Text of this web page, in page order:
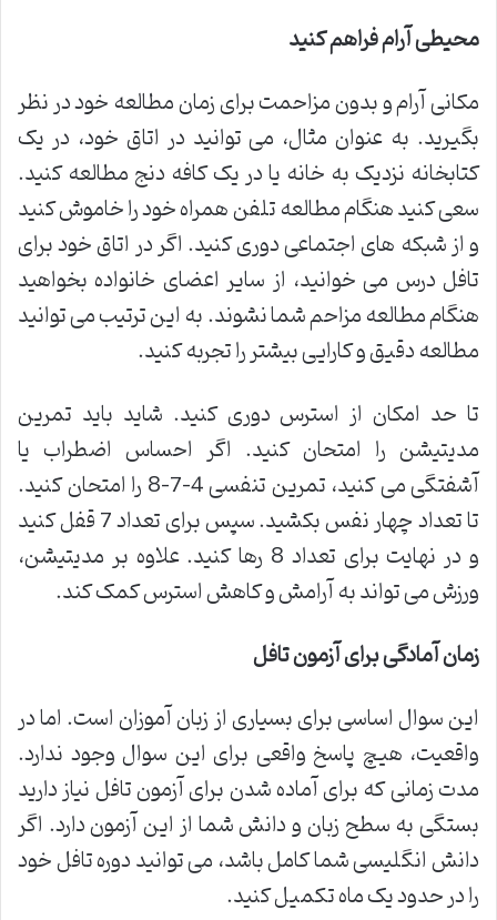
محیطی آرام فراهم کنید
مکانی آرام و بدون مزاحمت برای زمان مطالعه خود در نظر
بگیرید. به عنوان مثال، می توانید در اتاق خود، در یک
کتابخانه نزدیک به خانه یا در یک کافه دنج مطالعه کنید.
سعی کنید هنگام مطالعه تلفن همراه خود را خاموش کنید
و از شبکه های اجتماعی دوری کنید. اگر در اتاق خود برای
تافل درس می خوانید، از سایر اعضای خانواده بخواهید
هنگام مطالعه مزاحم شما نشوند. به این ترتیب می توانید
مطالعه دقیق و کارایی بیشتر را تجربه کنید.
تا حد امکان از استرس دوری کنید. شاید باید تمرین
مدیتیشن را امتحان کنید. اگر احساس اضطراب یا
آشفتگی می کنید، تمرین تنفسی 4-7-8 را امتحان کنید.
تا تعداد چهار نفس بکشید. سپس برای تعداد 7 قفل کنید
و در نهایت برای تعداد 8 رها کنید. علاوه بر مدیتیشن،
ورزش می تواند به آرامش و کاهش استرس کمک کند.
زمان آمادگی برای آزمون تافل
این سوال اساسی برای بسیاری از زبان آموزان است. اما در
واقعیت، هیچ پاسخ واقعی برای این سوال وجود ندارد.
مدت زمانی که برای آماده شدن برای آزمون تافل نیاز دارید
بستگی به سطح زبان و دانش شما از این آزمون دارد. اگر
دانش انگلیسی شما کامل باشد، می توانید دوره تافل خود
را در حدود یک ماه تکمیل کنید.